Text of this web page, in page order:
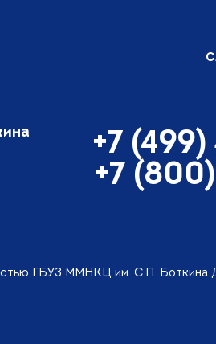
+7
+7
ГБУЗ ММНКЦ им. С.П. Боткина